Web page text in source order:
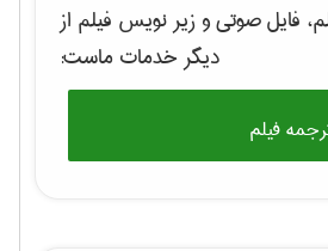
فایل صوتی و زیر نویس فیلم از
دیگر خدمات ماست:
فیلم